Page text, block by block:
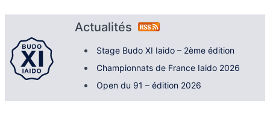
Actualités
Stage Budo XI Iaido – 2ème édition
Championnats de France Iaido 2026
Open du 91 – édition 2026